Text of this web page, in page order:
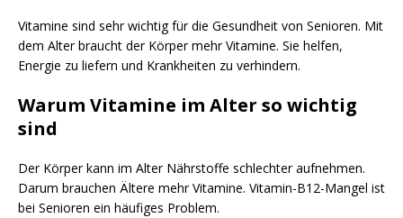
Vitamine sind sehr wichtig für die Gesundheit von Senioren. Mit
dem Alter braucht der Körper mehr Vitamine. Sie helfen,
Energie zu liefern und Krankheiten zu verhindern.
Warum Vitamine im Alter so wichtig
sind
Der Körper kann im Alter Nährstoffe schlechter aufnehmen.
Darum brauchen Ältere mehr Vitamine. Vitamin-B12-Mangel ist
bei Senioren ein häufiges Problem.